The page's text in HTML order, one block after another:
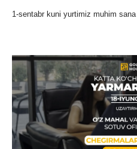
1-sentabr kuni yurtimiz muhim